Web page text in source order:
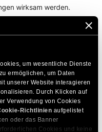
um wesentliche Dienste
ermöglichen, um Daten
unserer Website interagieren
Durch Klicken auf
Verwendung von Cookies
Richtlinien aufgelistet
oder das Banner
Cookies und keine
wirksam werden.
(auf Mac)
Windows)verwenden,
löschen schnell zu
Internet surfen, lesen Sie